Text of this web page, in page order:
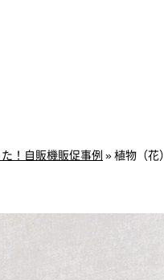
！自販機販促事例 »植物（花）